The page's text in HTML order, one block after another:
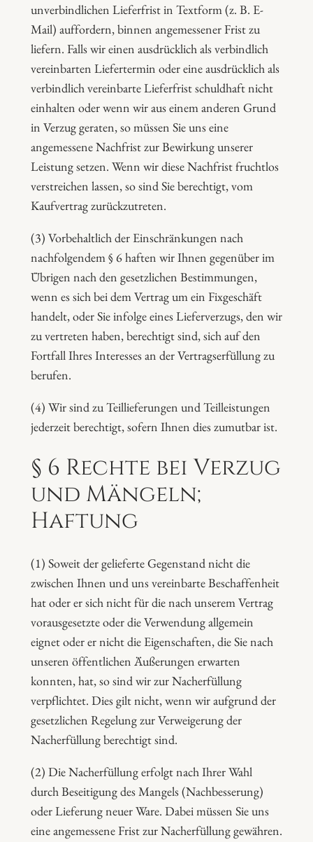
unverbindlichen Lieferfrist in Textform (z. B. E-
Mail) auffordern, binnen angemessener Frist zu
liefern. Falls wir einen ausdrücklich als verbindlich
vereinbarten Liefertermin oder eine ausdrücklich als
verbindlich vereinbarte Lieferfrist schuldhaft nicht
einhalten oder wenn wir aus einem anderen Grund
in Verzug geraten, so müssen Sie uns eine
angemessene Nachfrist zur Bewirkung unserer
Leistung setzen. Wenn wir diese Nachfrist fruchtlos
verstreichen lassen, so sind Sie berechtigt, vom
Kaufvertrag zurückzutreten.
(3) Vorbehaltlich der Einschränkungen nach
nachfolgendem § 6 haften wir Ihnen gegenüber im
Übrigen nach den gesetzlichen Bestimmungen,
wenn es sich bei dem Vertrag um ein Fixgeschäft
handelt, oder Sie infolge eines Lieferverzugs, den wir
zu vertreten haben, berechtigt sind, sich auf den
Fortfall Ihres Interesses an der Vertragserfüllung zu
berufen.
(4) Wir sind zu Teillieferungen und Teilleistungen
jederzeit berechtigt, sofern Ihnen dies zumutbar ist.
§ 6 Rechte bei Verzug
und Mängeln;
Haftung
(1) Soweit der gelieferte Gegenstand nicht die
zwischen Ihnen und uns vereinbarte Beschaffenheit
hat oder er sich nicht für die nach unserem Vertrag
vorausgesetzte oder die Verwendung allgemein
eignet oder er nicht die Eigenschaften, die Sie nach
unseren öffentlichen Äußerungen erwarten
konnten, hat, so sind wir zur Nacherfüllung
verpflichtet. Dies gilt nicht, wenn wir aufgrund der
gesetzlichen Regelung zur Verweigerung der
Nacherfüllung berechtigt sind.
(2) Die Nacherfüllung erfolgt nach Ihrer Wahl
durch Beseitigung des Mangels (Nachbesserung)
oder Lieferung neuer Ware. Dabei müssen Sie uns
eine angemessene Frist zur Nacherfüllung gewähren.